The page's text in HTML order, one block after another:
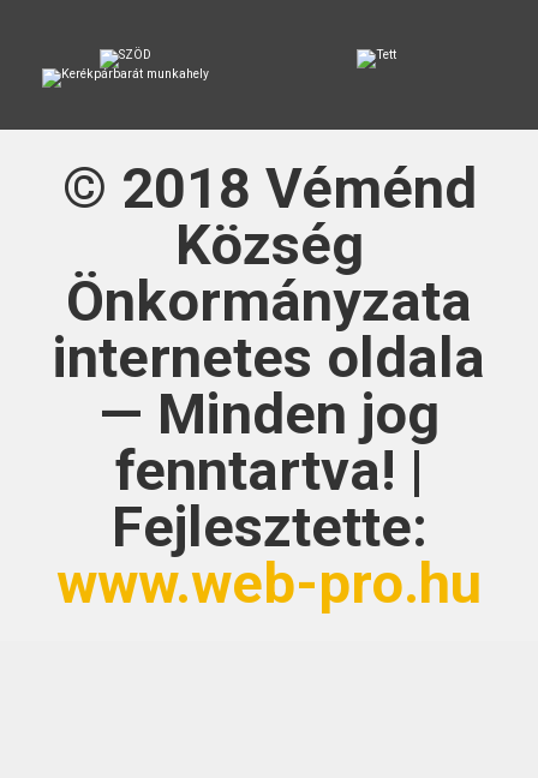
© 2018 Véménd
Község
Önkormányzata
internetes oldala
— Minden jog
fenntartva! |
Fejlesztette:
www.web-pro.hu